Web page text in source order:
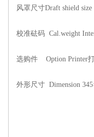
风罩尺寸Draft shield
校准砝码 Cal.weight
选购件 Option Printer
外形尺寸 Dimension